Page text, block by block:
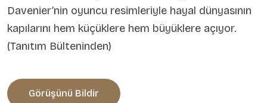
Davenier’nin oyuncu resimleriyle hayal dünyasının
kapılarını hem küçüklere hem büyüklere açıyor.
(Tanıtım Bülteninden)
Görüşünü Bildir